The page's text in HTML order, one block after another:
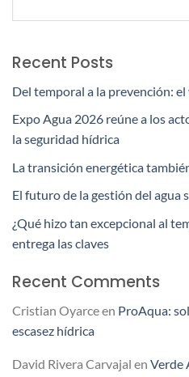
Recent Posts
Del temporal a la prevención:
Expo Agua 2026 reúne a los
la seguridad hídrica
La transición energética
El futuro de la gestión del agua
¿Qué hizo tan excepcional al
entrega las claves
Recent Comments
Cristian Oyarceen ProAqua:
escasez hídrica
David Rivera Carvajal en Verde